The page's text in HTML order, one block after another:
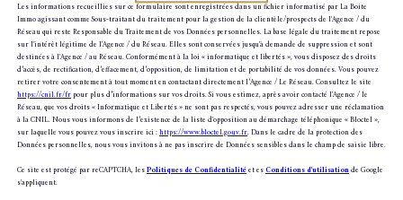
Les informations recueillies sur ce formulaire sont enregistrées dans un fichier informatisé par La Boite
Immo agissant comme Sous-traitant du traitement pour la gestion de la clientèle/prospects de l'Agence / du
Réseau qui reste Responsable du Traitement de vos Données personnelles. La base légale du traitement repose
sur l'intérêt légitime de l'Agence / du Réseau. Elles sont conservées jusqu'à demande de suppression et sont
destinées à l'Agence / au Réseau. Conformément à la loi « informatique et libertés », vous disposez des droits
d’accès, de rectification, d’effacement, d’opposition, de limitation et de portabilité de vos données. Vous pouvez
retirer votre consentement à tout moment en contactant directement l’Agence / Le Réseau. Consultez le site
https://cnil.fr/frpour plus d’informations sur vos droits. Si vous estimez, après avoir contacté l'Agence / le
Réseau, que vos droits « Informatique et Libertés » ne sont pas respectés, vous pouvez adresser une réclamation
à la CNIL. Nous vous informons de l’existence de la liste d'opposition au démarchage téléphonique « Bloctel »,
sur laquelle vous pouvez vous inscrire ici :https://www.bloctel.gouv.fr. Dans le cadre de la protection des
Données personnelles, nous vous invitons à ne pas inscrire de Données sensibles dans le champ de saisie libre.
Ce site est protégé par reCAPTCHA, lesPolitiques de Confidentialitéet esConditions d'utilisationde Google
s'appliquent.